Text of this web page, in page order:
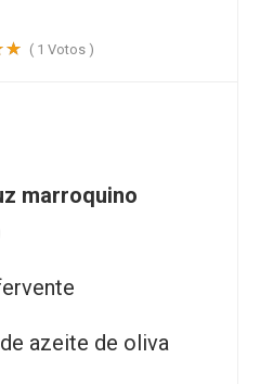
( 1 Votos )
marroquino
de azeite de oliva